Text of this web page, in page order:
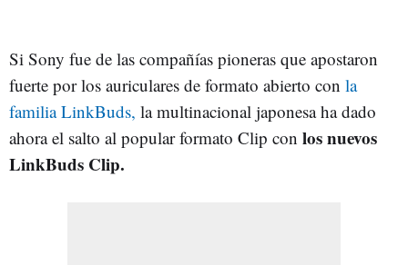
Si Sony fue de las compañías pioneras que apostaron
fuerte por los auriculares de formato abierto con la
familia LinkBuds, la multinacional japonesa ha dado
ahora el salto al popular formato Clip con los nuevos
LinkBuds Clip.